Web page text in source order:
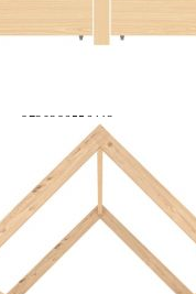
8720286556412
206 x 97 x 140 cм (Д x Ш x В)
90 x 200 см (Ш x Д) (матрак
легло с чекмеджета,